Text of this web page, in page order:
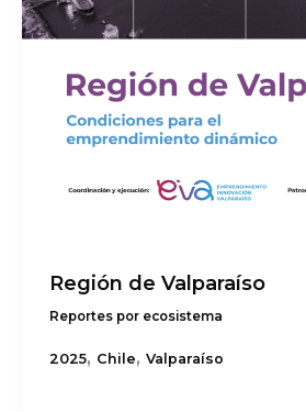
Región de Valparaíso
Reportes por ecosistema
2025, Chile, Valparaíso